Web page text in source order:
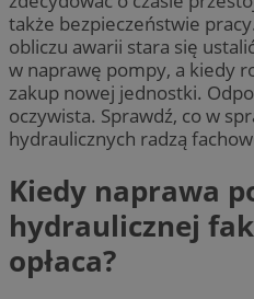
także bezpieczeństwie
obliczu awarii stara się
w naprawę pompy, a kiedy
zakup nowej jednostki.
oczywista. Sprawdź, co w
hydraulicznych radzą
Kiedy naprawa
hydraulicznej
opłaca?